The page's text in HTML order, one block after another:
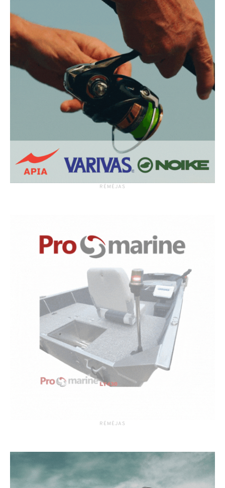
RĖMĖJAS
RĖMĖJAS